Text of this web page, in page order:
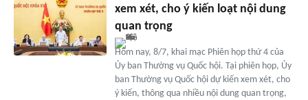
xem xét, cho ý kiến loạt nội dung
quan trọng
Hôm nay, 8/7, khai mạc Phiên họp thứ 4 của
Ủy ban Thường vụ Quốc hội. Tại phiên họp, Ủy
ban Thường vụ Quốc hội dự kiến xem xét, cho
ý kiến, thông qua nhiều nội dung quan trọng,